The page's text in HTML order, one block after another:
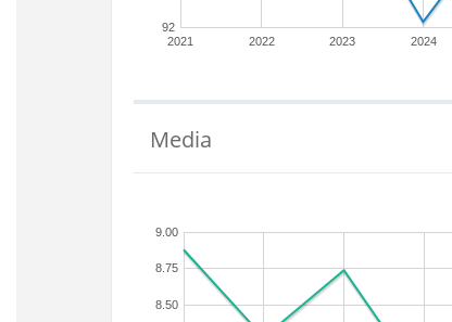
2021 2022 2023 2024
92
Media
8.50
8.75
9.00